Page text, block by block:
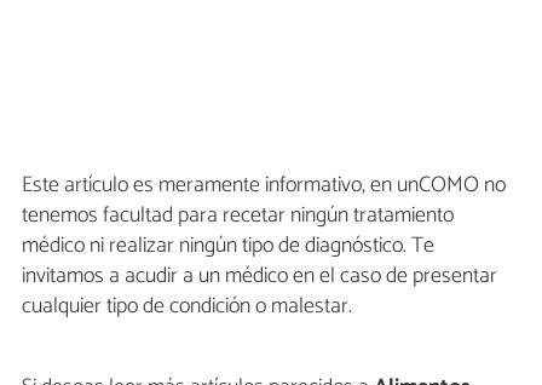
Este artículo es meramente informativo, en unCOMO no
tenemos facultad para recetar ningún tratamiento
médico ni realizar ningún tipo de diagnóstico. Te
invitamos a acudir a un médico en el caso de presentar
cualquier tipo de condición o malestar.